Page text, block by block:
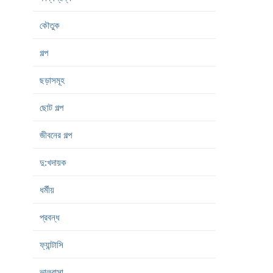
কৌতুক
গল্প
ছড়াসমূহ
ছোট গল্প
জীবনের গল্প
দু:খদায়ক
ধর্মীয়
প্রবন্ধ
ফ্যান্টাসি